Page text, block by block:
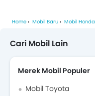
Asuransi Mobil
Home Mobil Baru Mobil Honda
Cari Mobil Lain
Merek Mobil Populer
Mobil Toyota